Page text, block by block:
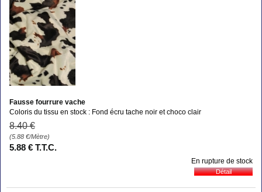
Fausse fourrure vache
Coloris du tissu en stock : Fond écru tache noir et choco clair
8.40 €
(5.88 €/Mètre)
5.88 € T.T.C.
En rupture de stock